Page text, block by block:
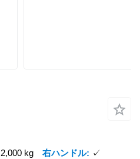
2,000 kg 右ハンドル ✓